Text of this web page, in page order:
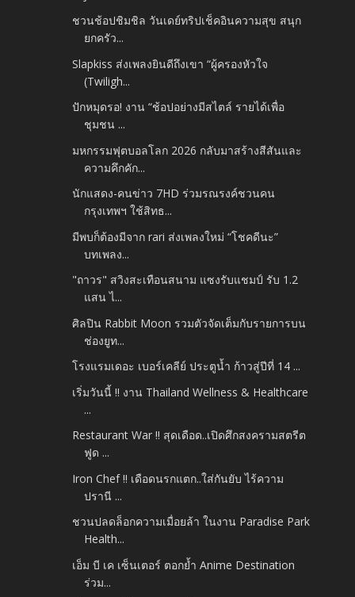
ชวนช้อปชิมชิล วันเดย์ทริปเช็คอินความสุข สนุก
ยกครัว...
Slapkiss ส่งเพลงยินดีถึงเขา “ผู้ครองหัวใจ
(Twiligh...
ปักหมุดรอ! งาน “ช้อปอย่างมีสไตล์ รายได้เพื่อ
ชุมชน ...
มหกรรมฟุตบอลโลก 2026 กลับมาสร้างสีสันและ
ความคึกคัก...
นักแสดง-คนข่าว 7HD ร่วมรณรงค์ชวนคน
กรุงเทพฯ ใช้สิทธ...
มีพบก็ต้องมีจาก rari ส่งเพลงใหม่ “โชคดีนะ”
บทเพลง...
"ถาวร" สวิงสะเทือนสนาม แซงรับแชมป์ รับ 1.2
แสน ไ...
ศิลปิน Rabbit Moon รวมตัวจัดเต็มกับรายการบน
ช่องยูท...
โรงแรมเดอะ เบอร์เคลีย์ ประตูน้ำ ก้าวสู่ปีที่ 14 ...
เริ่มวันนี้ !! งาน Thailand Wellness & Healthcare
...
Restaurant War !! สุดเดือด..เปิดศึกสงครามสตรีต
ฟูด ...
Iron Chef !! เดือดนรกแตก..ใส่กันยับ ไร้ความ
ปรานี ...
ชวนปลดล็อกความเมื่อยล้า ในงาน Paradise Park
Health...
เอ็ม บี เค เซ็นเตอร์ ตอกย้ำ Anime Destination
ร่วม...